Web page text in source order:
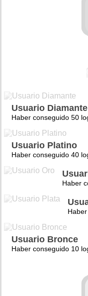
Usuario Diamante
Haber conseguido 50
Usuario Platino
Haber conseguido 40
Haber
Usuario Bronce
Haber conseguido 10